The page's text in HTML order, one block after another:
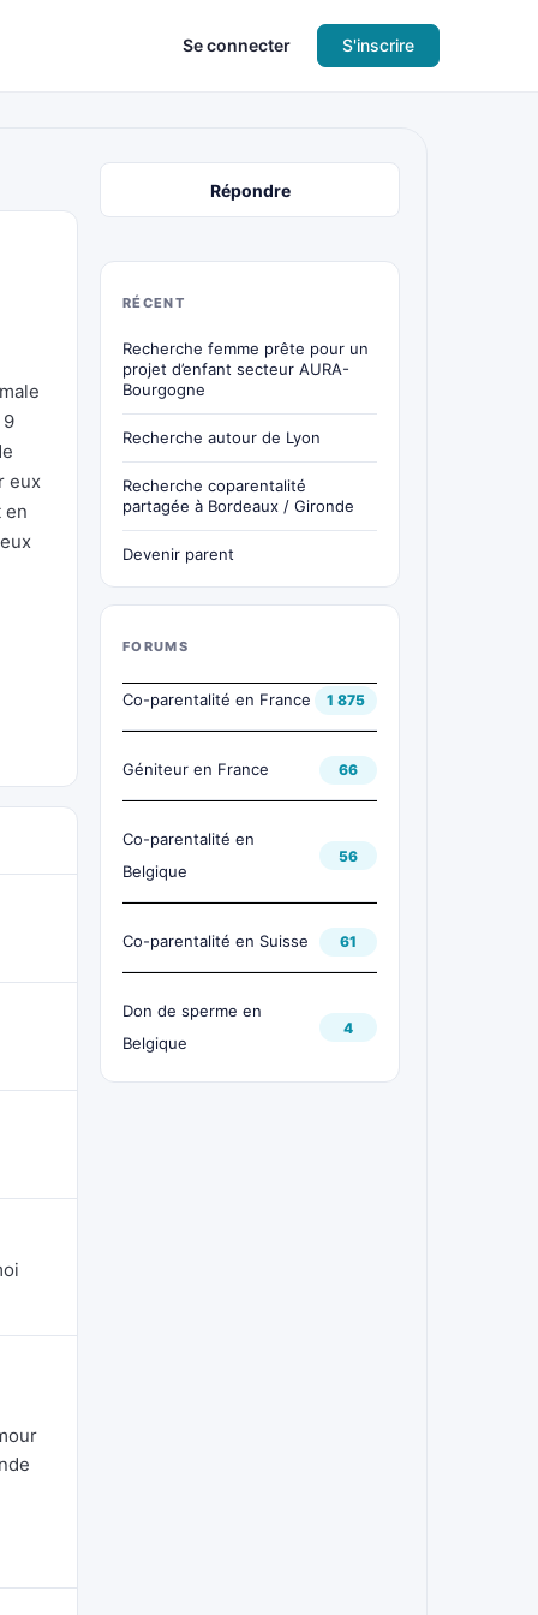
Se connecter S'inscrire
9
eux
en
Répondre
RÉCENT
Recherche femme prête pour un
projet d’enfant secteur AURA-
Bourgogne
Recherche autour de Lyon
Recherche coparentalité
partagée à Bordeaux / Gironde
Devenir parent
FORUMS
Co-parentalité en France 1 875
Géniteur en France 66
Co-parentalité en
Belgique
56
Co-parentalité en Suisse 61
Don de sperme en
Belgique
4